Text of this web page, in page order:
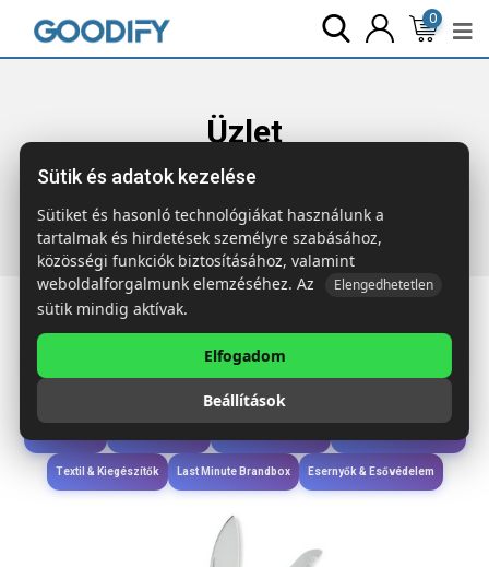
0
Üzlet
Főoldal Termékek Szóróajándék & Szerszám
Bambusz pincérkés
Étkezés & Ivás
Wellness & Ápolás
Textil & Kiegészítők Last Minute Brandbox Esernyők & Esővédelem
Sütik és adatok kezelése
Sütiket és hasonló technológiákat használunk a
tartalmak és hirdetések személyre szabásához,
közösségi funkciók biztosításához, valamint
weboldalforgalmunk elemzéséhez. Az
Elengedhetetlen
sütik mindig aktívak.
Elfogadom
Beállítások